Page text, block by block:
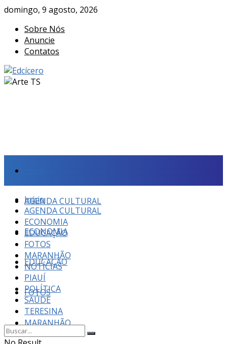
domingo, 9 agosto, 2026
Sobre Nós
Anuncie
Contatos
AGENDA CULTURAL
ECONOMIA
EDUCAÇÃO
FOTOS
MARANHÃO
Início
AGENDA CULTURAL
ECONOMIA
EDUCAÇÃO
FOTOS
MARANHÃO
NOTÍCIAS
PIAUÍ
POLÍTICA
SAÚDE
TERESINA